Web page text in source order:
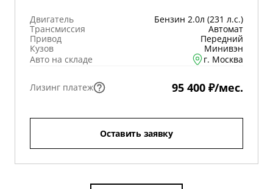
Двигатель
Бензин 2.0л (231 л.с.)
Трансмиссия
Автомат
Привод
Передний
Кузов
Минивэн
Авто на складе
г. Москва
Лизинг платеж 95 400 ₽/мес.
Оставить заявку